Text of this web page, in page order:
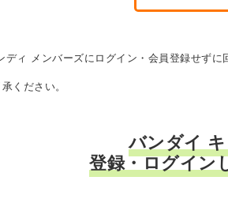
ィ メンバーズにログイン・会員登録せず
ください。
バンダイ
登録・ログイン